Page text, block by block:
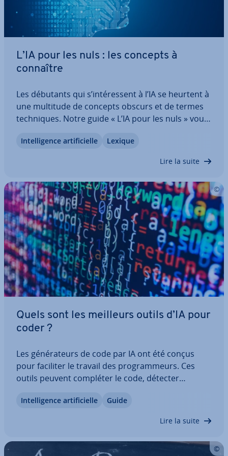
L’IA pour les nuls : les concepts à
connaître
Les débutants qui s’in­té­res­sent à l’IA se heurtent à
une multitude de concepts obscurs et de termes
tech­niques. Notre guide « L’IA pour les nuls » vous
complexes, afin que les concepts prin­ci­paux de
In­tel­li­gence ar­ti­fi­cielle Lexique
Lire la suite
Quels sont les meilleurs outils d’IA pour
coder ?
Les gé­né­ra­teurs de code par IA ont été conçus
pour faciliter le travail des pro­gram­meurs. Ces
outils peuvent compléter le code, détecter
l’ap­pren­tis­sage au­to­ma­tique. Les gé­né­ra­teurs de
In­tel­li­gence ar­ti­fi­cielle Guide
Lire la suite